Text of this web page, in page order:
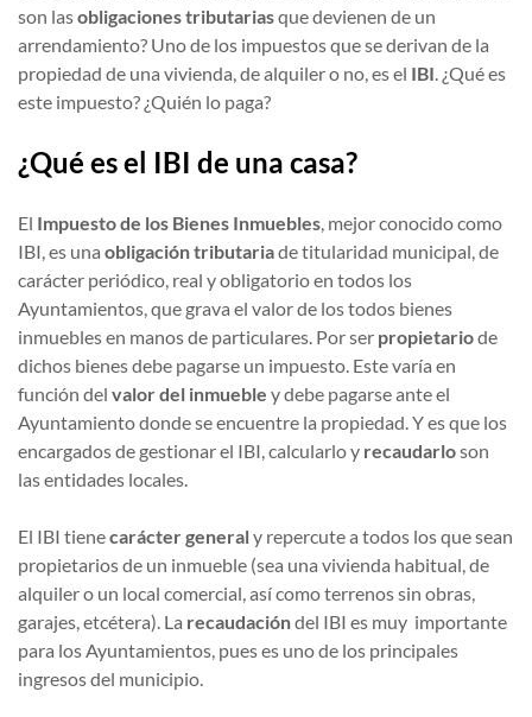
son lasobligaciones tributariasque devienen de un
arrendamiento? Uno de los impuestos que se derivan de la
propiedad de una vivienda, de alquiler o no, es el IBI . ¿Qué es
este impuesto? ¿Quién lo paga?
¿Qué es el IBI de una casa?
El Impuesto de los Bienes Inmuebles , mejor conocido como
IBI, es una obligación tributariade titularidad municipal, de
carácter periódico, real y obligatorio en todos los
Ayuntamientos, que grava el valor de los todos bienes
inmuebles en manos de particulares. Por ser propietariode
dichos bienes debe pagarse un impuesto. Este varía en
función del valor del inmueble y debe pagarse ante el
Ayuntamiento donde se encuentre la propiedad. Y es que los
encargados de gestionar el IBI, calcularlo y recaudarloson
las entidades locales.
El IBI tienecarácter generaly repercute a todos los que sean
propietarios de un inmueble (sea una vivienda habitual, de
alquiler o un local comercial, así como terrenos sin obras,
garajes, etcétera). La recaudacióndel IBI es muy importante
para los Ayuntamientos, pues es uno de los principales
ingresos del municipio.